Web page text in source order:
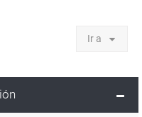
Ir a